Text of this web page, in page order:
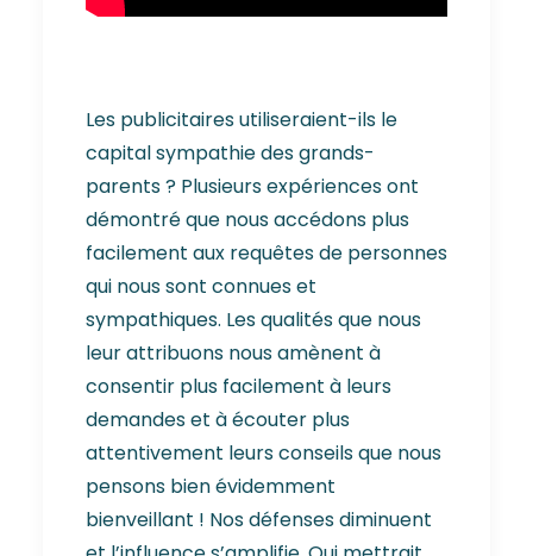
Les publicitaires utiliseraient-ils le
capital sympathie des grands-
parents ? Plusieurs expériences ont
démontré que nous accédons plus
facilement aux requêtes de personnes
qui nous sont connues et
sympathiques. Les qualités que nous
leur attribuons nous amènent à
consentir plus facilement à leurs
demandes et à écouter plus
attentivement leurs conseils que nous
pensons bien évidemment
bienveillant ! Nos défenses diminuent